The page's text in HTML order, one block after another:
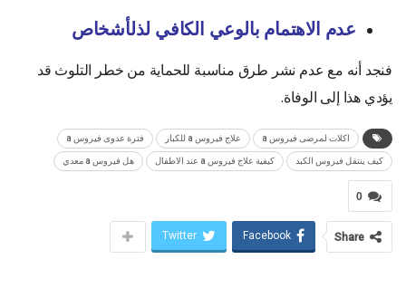
عدم الاهتمام بالوعي الكافي لذلأشخاص
فنجد أنه مع عدم نشر طرق مناسبة للحماية من خطر التلوث قد
يؤدي هذا إلى الوفاة.
اكلات لمرضى فيروس a علاج فيروس a للكبار فترة عدوى فيروس a
كيف ينتقل فيروس الكبد كيفية علاج فيروس a عند الاطفال هل فيروس a معدي
0
Share
Facebook
Twitter